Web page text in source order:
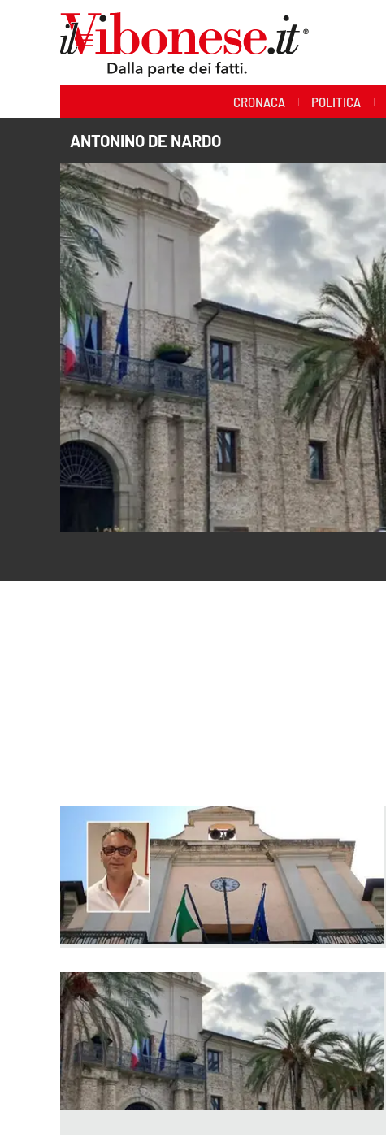
Economia e Lavoro
Streaming
ilvibonese.it
catanzarochannel.it
lacapitalenews.it
CRONACA POLITICA
ANTONINO DE NARDO